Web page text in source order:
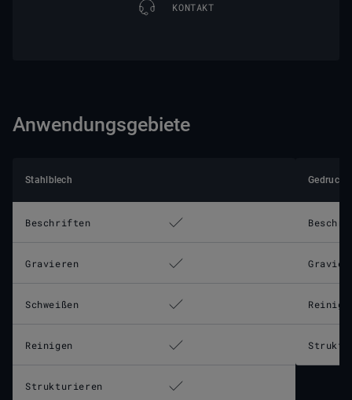
KONTAKT
Anwendungsgebiete
Stahlblech
Beschriften
Gravieren
Schweißen
Reinigen
Strukturieren